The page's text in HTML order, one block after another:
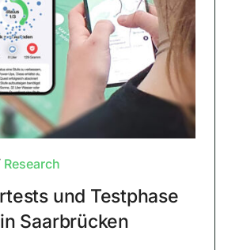
Research
und Testphase
Saarbrücken